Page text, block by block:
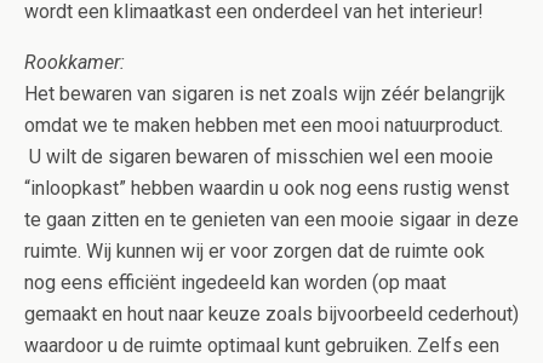
wordt een klimaatkast een onderdeel van het interieur!
Rookkamer:
Het bewaren van sigaren is net zoals wijn zéér belangrijk
omdat we te maken hebben met een mooi natuurproduct.
U wilt de sigaren bewaren of misschien wel een mooie
“inloopkast” hebben waardin u ook nog eens rustig wenst
te gaan zitten en te genieten van een mooie sigaar in deze
ruimte. Wij kunnen wij er voor zorgen dat de ruimte ook
nog eens efficiënt ingedeeld kan worden (op maat
gemaakt en hout naar keuze zoals bijvoorbeeld cederhout)
waardoor u de ruimte optimaal kunt gebruiken. Zelfs een